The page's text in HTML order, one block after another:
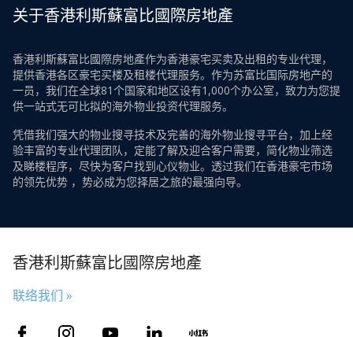
关于香港利斯蘇富比國際房地產
香港利斯蘇富比國際房地產作为香港豪宅买卖及出租的专业代理，
提供香港各区豪宅买楼及租楼代理服务。作为苏富比国际房地产的
一员，我们在全球81个国家和地区设有1,000个办公室，致力为您提
供一站式无可比拟的海外物业投资代理服务。
凭借我们强大的物业搜寻技术及完善的海外物业搜寻平台，加上经
验丰富的专业代理团队，定能了解及迎合客户需要，简化物业筛选
及睇楼程序，尽快为客户找到心仪物业。透过我们在香港豪宅市场
的领先优势 ，势必成为您择居之旅的最强向导。
香港利斯蘇富比國際房地產
联络我们 »